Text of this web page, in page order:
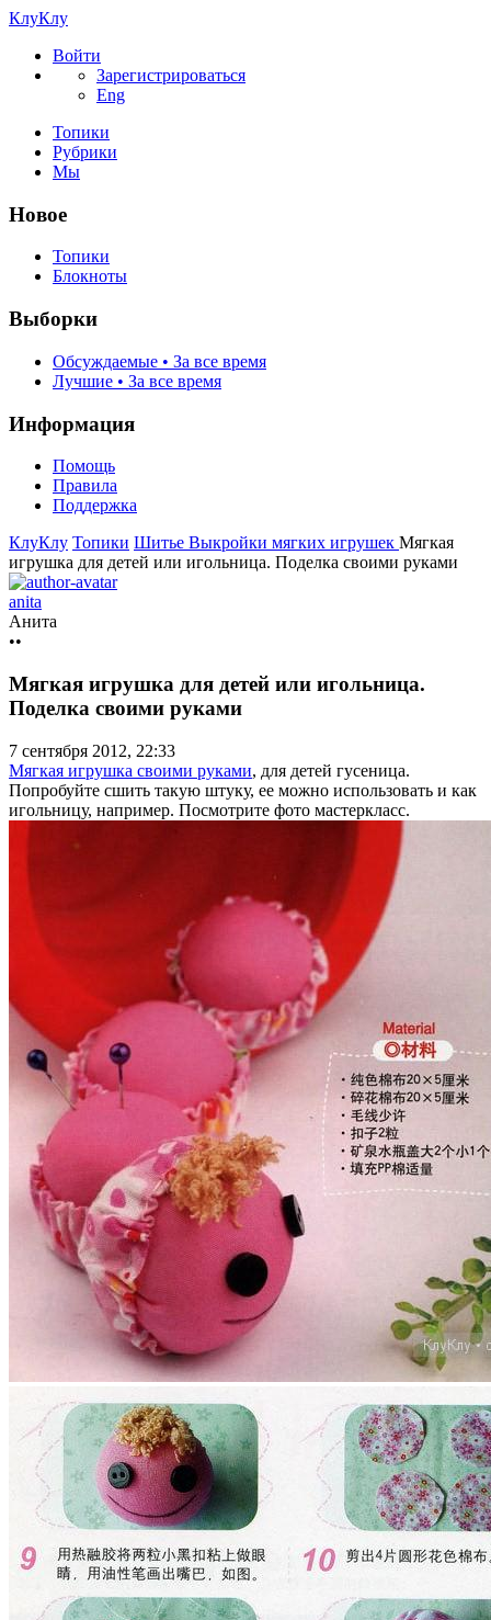
КлуКлу
Войти
Зарегистрироваться
Eng
Топики
Рубрики
Мы
Новое
Топики
Блокноты
Выборки
Обсуждаемые • За все время
Лучшие • За все время
Информация
Помощь
Правила
Поддержка
КлуКлу Топики Шитье Выкройки мягких игрушек Мягкая
игрушка для детей или игольница. Поделка своими руками
anita
Анита
••
Мягкая игрушка для детей или игольница.
Поделка своими руками
7 сентября 2012, 22:33
Мягкая игрушка своими руками, для детей гусеница.
Попробуйте сшить такую штуку, ее можно использовать и как
игольницу, например. Посмотрите фото мастеркласс.